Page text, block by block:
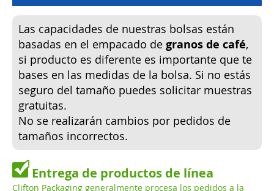
Las capacidades de nuestras bolsas están
basadas en el empacado de granos de café,
si producto es diferente es importante que te
bases en las medidas de la bolsa. Si no estás
seguro del tamaño puedes solicitar muestras
gratuitas.
No se realizarán cambios por pedidos de
tamaños incorrectos.
Entrega de productos de línea
Clifton Packaging generalmente procesa los pedidos a la